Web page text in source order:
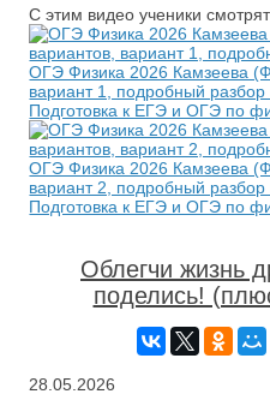
С этим видео ученики
ОГЭ Физика 2026 Камзеева
вариант 1, подробный разбор
Подготовка к ЕГЭ и ОГЭ по
ОГЭ Физика 2026 Камзеева
вариант 2, подробный разбор
Подготовка к ЕГЭ и ОГЭ по
Облегчи жизнь
поделись!
28.05.2026